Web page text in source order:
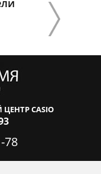
CASIO
78